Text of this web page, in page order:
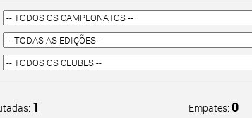
1 Empates: 0